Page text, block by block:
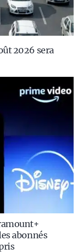
2026 sera
abonnés